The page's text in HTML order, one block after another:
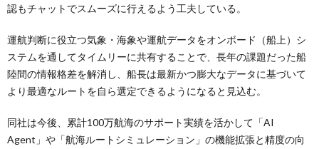
認もチャットでスムーズに行えるよう工夫している。
運航判断に役立つ気象・海象や運航データをオンボード（船上）シ
ステムを通してタイムリーに共有することで、長年の課題だった船
陸間の情報格差を解消し、船長は最新かつ膨大なデータに基づいて
より最適なルートを自ら選定できるようになると見込む。
同社は今後、累計100万航海のサポート実績を活かして「AI
Agent」や「航海ルートシミュレーション」の機能拡張と精度の向